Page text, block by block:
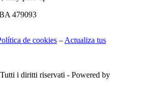
479093
de cookies – Actualiza tus
i diritti riservati - Powered by